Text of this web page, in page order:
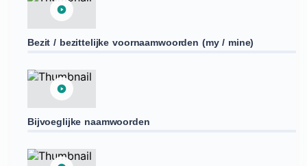
Bezit / bezittelijke voornaamwoorden (my / mine)
Bijvoeglijke naamwoorden